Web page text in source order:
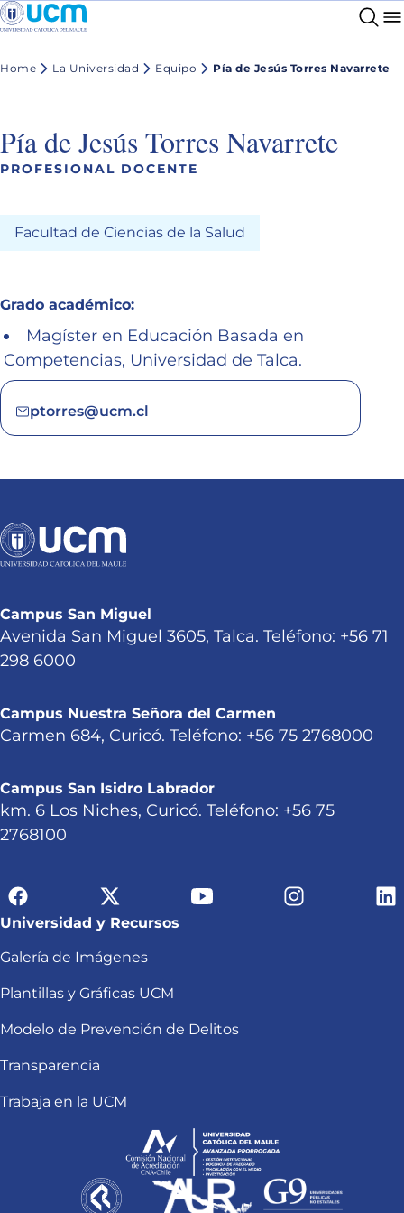
Home La Universidad Equipo Pía de Jesús Torres Navarrete
Pía de Jesús Torres Navarrete
PROFESIONAL DOCENTE
Facultad de Ciencias de la Salud
Grado académico:
Magíster en Educación Basada en
Competencias, Universidad de Talca.
ptorres@ucm.cl
Campus San Miguel
Avenida San Miguel 3605, Talca. Teléfono: +56 71
298 6000
Campus Nuestra Señora del Carmen
Carmen 684, Curicó. Teléfono: +56 75 2768000
Campus San Isidro Labrador
km. 6 Los Niches, Curicó. Teléfono: +56 75
2768100
Universidad y Recursos
Galería de Imágenes
Plantillas y Gráficas UCM
Modelo de Prevención de Delitos
Transparencia
Trabaja en la UCM